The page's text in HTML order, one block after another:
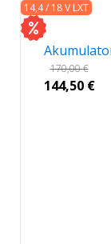
14,4 / 18 V LXT
170,00€
144,50 €